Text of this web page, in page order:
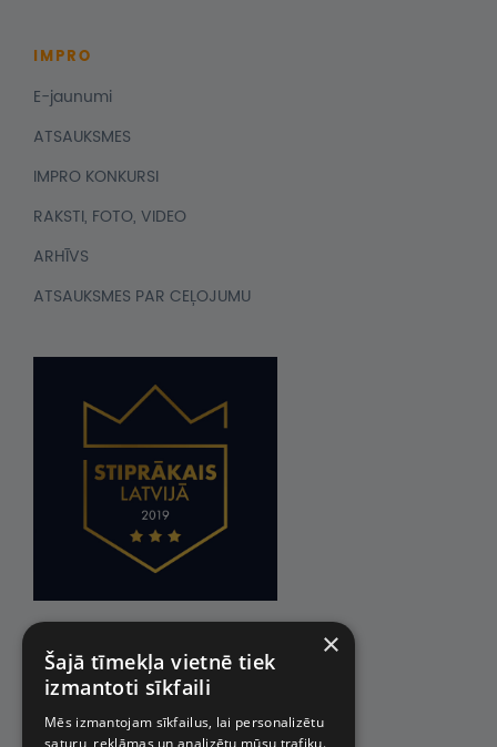
IMPRO
E-jaunumi
ATSAUKSMES
IMPRO KONKURSI
RAKSTI, FOTO, VIDEO
ARHĪVS
ATSAUKSMES PAR CEĻOJUMU
×
Šajā tīmekļa vietnē tiek
izmantoti sīkfaili
Mēs izmantojam sīkfailus, lai personalizētu
saturu, reklāmas un analizētu mūsu trafiku.